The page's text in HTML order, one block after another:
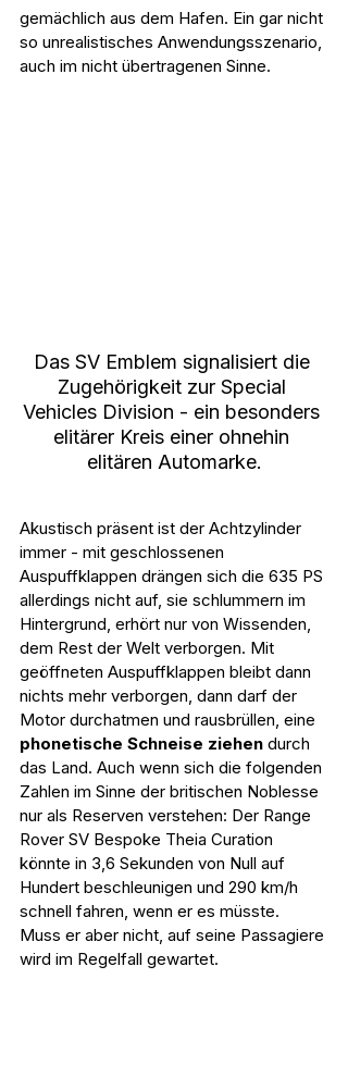
gemächlich aus dem Hafen. Ein gar nicht
so unrealistisches Anwendungsszenario,
auch im nicht übertragenen Sinne.
Das SV Emblem signalisiert die
Zugehörigkeit zur Special
Vehicles Division - ein besonders
elitärer Kreis einer ohnehin
elitären Automarke.
Akustisch präsent ist der Achtzylinder
immer - mit geschlossenen
Auspuffklappen drängen sich die 635 PS
allerdings nicht auf, sie schlummern im
Hintergrund, erhört nur von Wissenden,
dem Rest der Welt verborgen. Mit
geöffneten Auspuffklappen bleibt dann
nichts mehr verborgen, dann darf der
Motor durchatmen und rausbrüllen, eine
phonetische Schneise ziehen durch
das Land. Auch wenn sich die folgenden
Zahlen im Sinne der britischen Noblesse
nur als Reserven verstehen: Der Range
Rover SV Bespoke Theia Curation
könnte in 3,6 Sekunden von Null auf
Hundert beschleunigen und 290 km/h
schnell fahren, wenn er es müsste.
Muss er aber nicht, auf seine Passagiere
wird im Regelfall gewartet.